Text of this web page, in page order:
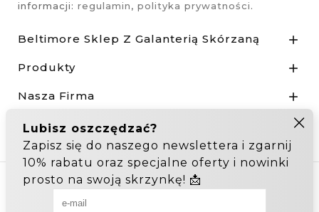
informacji: regulamin, polityka prywatności.
Beltimore Sklep Z Galanterią Skórzaną 
Produkty 
Nasza Firma 
Zakupy hurtowe:Hurtownia Galanterii